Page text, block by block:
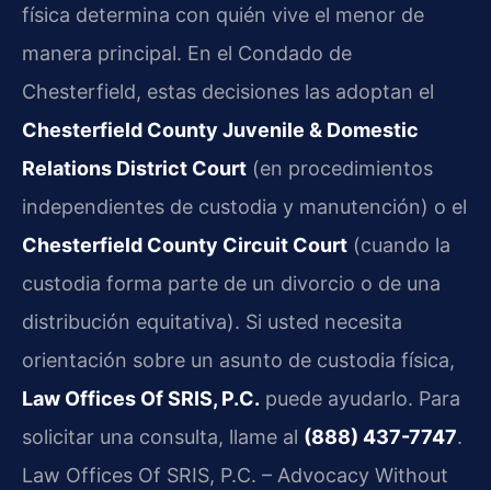
física determina con quién vive el menor de
manera principal. En el Condado de
Chesterfield, estas decisiones las adoptan el
Chesterfield County Juvenile & Domestic
Relations District Court (en procedimientos
independientes de custodia y manutención) o el
Chesterfield County Circuit Court (cuando la
custodia forma parte de un divorcio o de una
distribución equitativa). Si usted necesita
orientación sobre un asunto de custodia física,
Law Offices Of SRIS, P.C. puede ayudarlo. Para
solicitar una consulta, llame al (888) 437-7747.
Law Offices Of SRIS, P.C. – Advocacy Without